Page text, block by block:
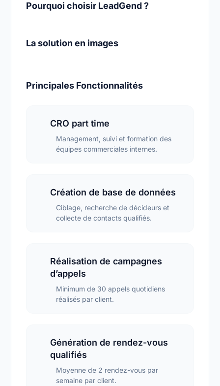
Pourquoi choisir LeadGend ?
La solution en images
Principales Fonctionnalités
CRO part time
Management, suivi et formation des
équipes commerciales internes.
Création de base de données
Ciblage, recherche de décideurs et
collecte de contacts qualifiés.
Réalisation de campagnes
d’appels
Minimum de 30 appels quotidiens
réalisés par client.
Génération de rendez-vous
qualifiés
Moyenne de 2 rendez-vous par
semaine par client.